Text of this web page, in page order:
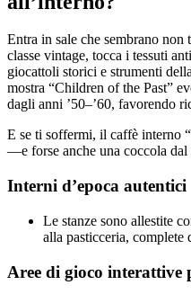
Entra in sale che sembrano non
classe vintage, tocca i tessuti
giocattoli storici e strumenti
mostra “Children of the Past”
dagli anni ’50–’60, favorendo
E se ti soffermi, il caffè interno
—e forse anche una coccola dal
Interni d’epoca autentici
Le stanze sono allestite
alla pasticceria, complete
Aree di gioco interattive